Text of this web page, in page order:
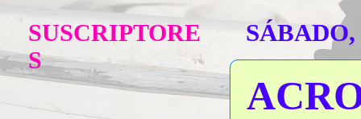
SUSCRIPTORE
S